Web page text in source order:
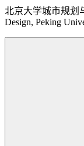
北京大学城市规划
Design, Peking